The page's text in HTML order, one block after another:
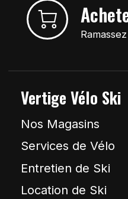
Vertige Vélo Ski
Nos Magasins
Services de Vélo
Entretien de Ski
Location de Ski